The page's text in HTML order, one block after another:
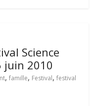
Science
juin 2010
,famille, Festival,festival